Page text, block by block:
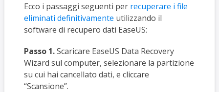
Ecco i passaggi seguenti per recuperare i file
eliminati definitivamente utilizzando il
software di recupero dati EaseUS:
Passo 1.Scaricare EaseUS Data Recovery
Wizard sul computer, selezionare la partizione
su cui hai cancellato dati, e cliccare
“Scansione”.